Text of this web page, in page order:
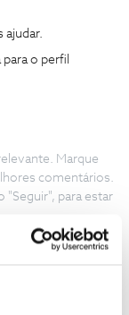
ajudar.
o perfil
Marque
comentários.
"Seguir", para estar